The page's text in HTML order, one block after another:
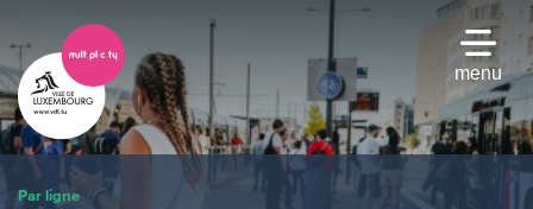
au
contenu
principal
menu
Par ligne